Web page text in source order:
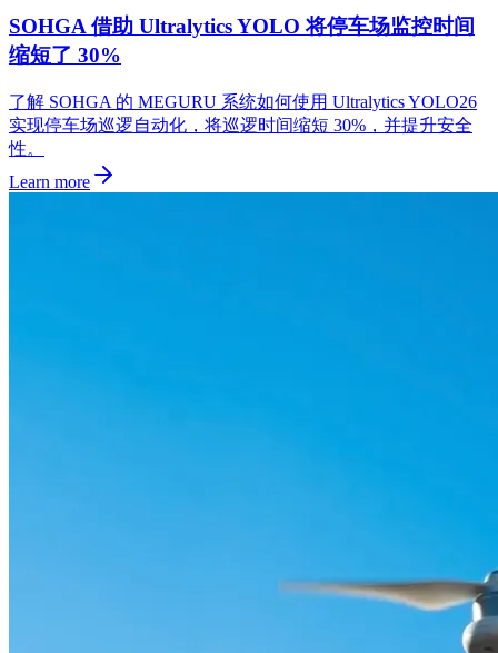
SOHGA 借助 Ultralytics YOLO 将停车场监控时间
缩短了 30%
了解 SOHGA 的 MEGURU 系统如何使用 Ultralytics YOLO26
实现停车场巡逻自动化，将巡逻时间缩短 30%，并提升安全
性。
Learn more